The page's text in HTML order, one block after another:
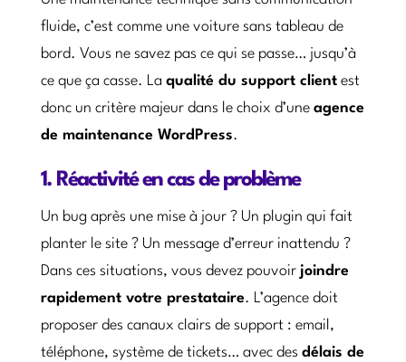
fluide, c’est comme une voiture sans tableau de
bord. Vous ne savez pas ce qui se passe… jusqu’à
ce que ça casse. La qualité du support clientest
donc un critère majeur dans le choix d’une agence
de maintenance WordPress.
1. Réactivité en cas de problème
Un bug après une mise à jour ? Un plugin qui fait
planter le site ? Un message d’erreur inattendu ?
Dans ces situations, vous devez pouvoir joindre
rapidement votre prestataire. L’agence doit
proposer des canaux clairs de support : email,
téléphone, système de tickets… avec des délais de